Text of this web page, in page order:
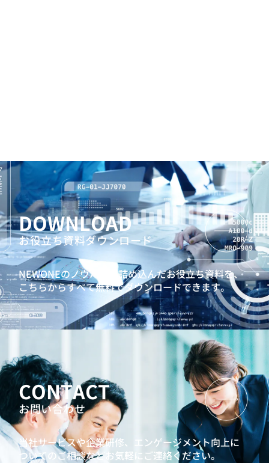
DOWNLOAD
お役立ち資料ダウンロード
NEWONEのノウハウを詰め込んだお役立ち資料を、
こちらからすべて無料でダウンロードできます。
CONTACT
お問い合わせ
当社サービスや企業研修、エンゲージメント向上に
ついてのご相談などお気軽にご連絡ください。